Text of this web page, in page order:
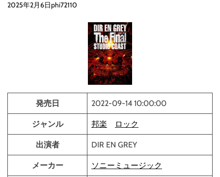
e
2025年2月6日phi72110
発売日 2022-09-14 10:00:00
ジャンル 邦楽 ロック
出演者 DIR EN GREY
メーカー ソニーミュージック